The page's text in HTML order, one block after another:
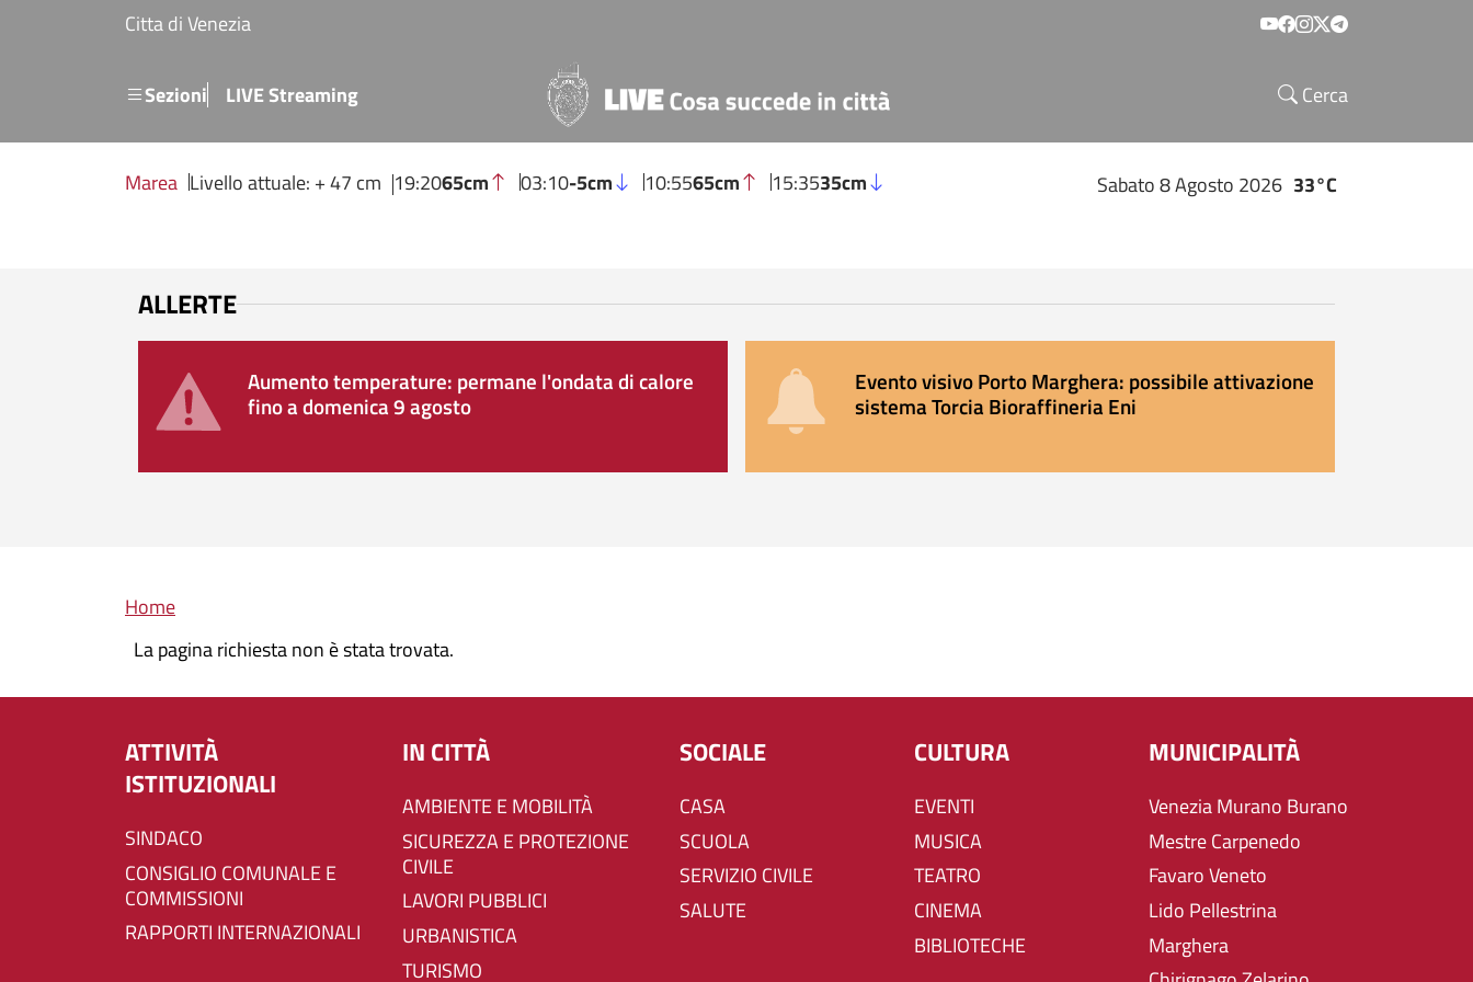
Salta al contenuto principale
Citta di Venezia Social menu
SezioniMenu secondario
LIVE Streaming Cerca
Marea Livello attuale: + 47 cm 19:2065cm 03:10-5cm 10:5565cm 15:3535cm Sabato 8 Agosto 2026 33°C
ALLERTE
Aumento temperature: permane l'ondata di calore
fino a domenica 9 agosto
Evento visivo Porto Marghera: possibile attivazione
sistema Torcia Bioraffineria Eni
Briciole di pane
Home
La pagina richiesta non è stata trovata.
ATTIVITÀ
ISTITUZIONALI
SINDACO
CONSIGLIO COMUNALE E
COMMISSIONI
RAPPORTI INTERNAZIONALI
IN CITTÀ
AMBIENTE E MOBILITÀ
SICUREZZA E PROTEZIONE
CIVILE
LAVORI PUBBLICI
URBANISTICA
TURISMO
SOCIALE
CASA
SCUOLA
SERVIZIO CIVILE
SALUTE
CULTURA
EVENTI
MUSICA
TEATRO
CINEMA
BIBLIOTECHE
MUNICIPALITÀ
Venezia Murano Burano
Mestre Carpenedo
Favaro Veneto
Lido Pellestrina
Marghera